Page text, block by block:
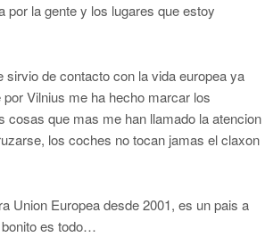
la gente y los lugares que estoy
de contacto con la vida europea ya
Vilnius me ha hecho marcar los
que mas me han llamado la atencion
los coches no tocan jamas el claxon
Union Europea desde 2001, es un pais a
es todo…